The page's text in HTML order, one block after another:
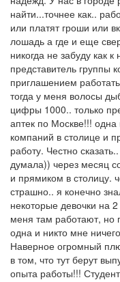
найти...точнее как..
или платят гроши или
лошадь а где и еще
никогда не забуду как
представитель группы
приглашением
тогда у меня волосы
цифры 1000.. только
аптек по Москве!!!
компаний в столице и
работу. Честно
думала)) через месяц
и прямиком в столицу.
страшно.. я конечно
некоторые девочки на
меня там работают, но
одна и никто мне
Наверное огромный
в том, что тут берут
опыта работы!!!